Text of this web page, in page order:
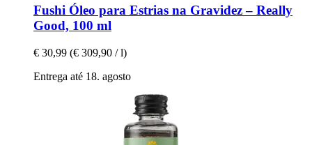
Fushi Óleo para Estrias na Gravidez – Really
Good, 100 ml
€ 30,99 (€ 309,90 / l)
Entrega até 18. agosto